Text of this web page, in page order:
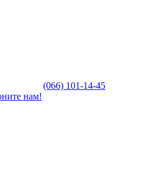
(066) 101-14-45
нам!